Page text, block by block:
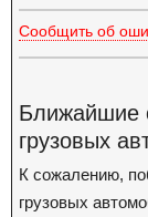
Сообщить об
Ближайшие
грузовых
К сожалению,
грузовых